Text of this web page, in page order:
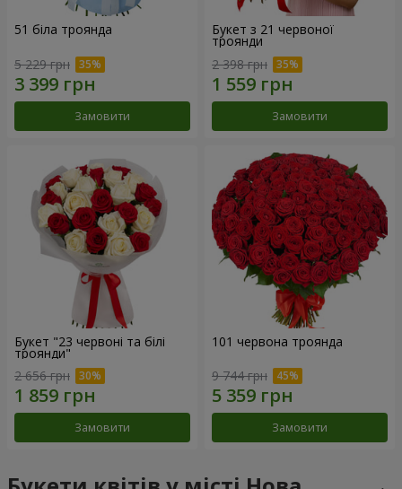
51 біла троянда
5 229 грн
Замовити
Букет з 21 червоної
троянди
2 398 грн
Замовити
Букет "23 червоні та білі
троянди"
2 656 грн
Замовити
101 червона троянда
9 744 грн
Замовити